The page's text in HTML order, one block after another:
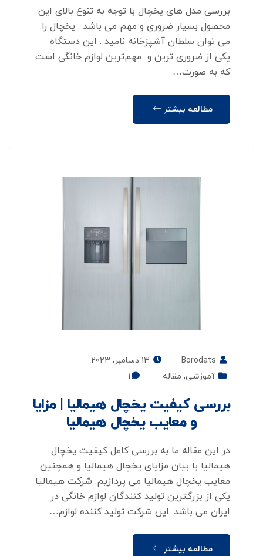
بررسی مدل های یخچال با توجه به تنوع بالای این
محصول بسیار ضروری و مهم می باشد . یخچال را
می توان سلطان آشپزخانه نامید . این دستگاه
یکی از ضروری ترین و مهم‌ترین لوازم خانگی است
که به صورت…
مطالعه بیشتر
Borodats
آموزشی, مقاله 1
بررسی کیفیت یخچال هیمالیا | مزایا
و معایب یخچال هیمالیا
در این مقاله ما به بررسی کامل کیفیت یخچال
هیمالیا با بیان مزایای یخچال هیمالیا و همچنین
معایب یخچال هیمالیا می پردازیم. شرکت هیمالیا
یکی از بزرگترین تولید کنندگان لوازم خانگی در
ایران می باشد. این شرکت تولید کننده لوازم…
مطالعه بیشتر